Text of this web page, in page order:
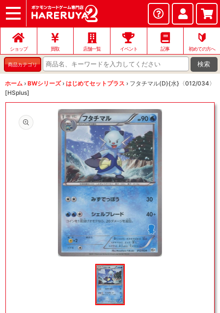
ショップ
店頭買取
ネット買取
店舗一覧
イベント
お問い合わせ
ショップ 買取 店舗一覧 イベント 記事
🔰
初めての方へ
商品カテゴリ 検索
ホーム › BWシリーズ › はじめてセットプラス › フタチマル(D){水}〈012/034〉
[HSplus]